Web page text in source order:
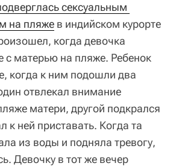
сексуальным
на пляже в индийском курорте
когда девочка
с матерью на пляже. Ребенок
когда к ним подошли два
отвлекал внимание
матери, другой подкрался
к ней приставать. Когда та
из воды и подняла тревогу,
Девочку в тот же вечер